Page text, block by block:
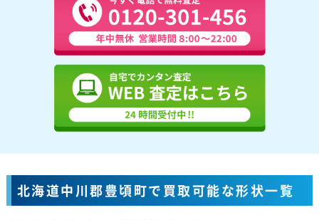
北海道中川郡豊頃町で買取可能な形状一覧